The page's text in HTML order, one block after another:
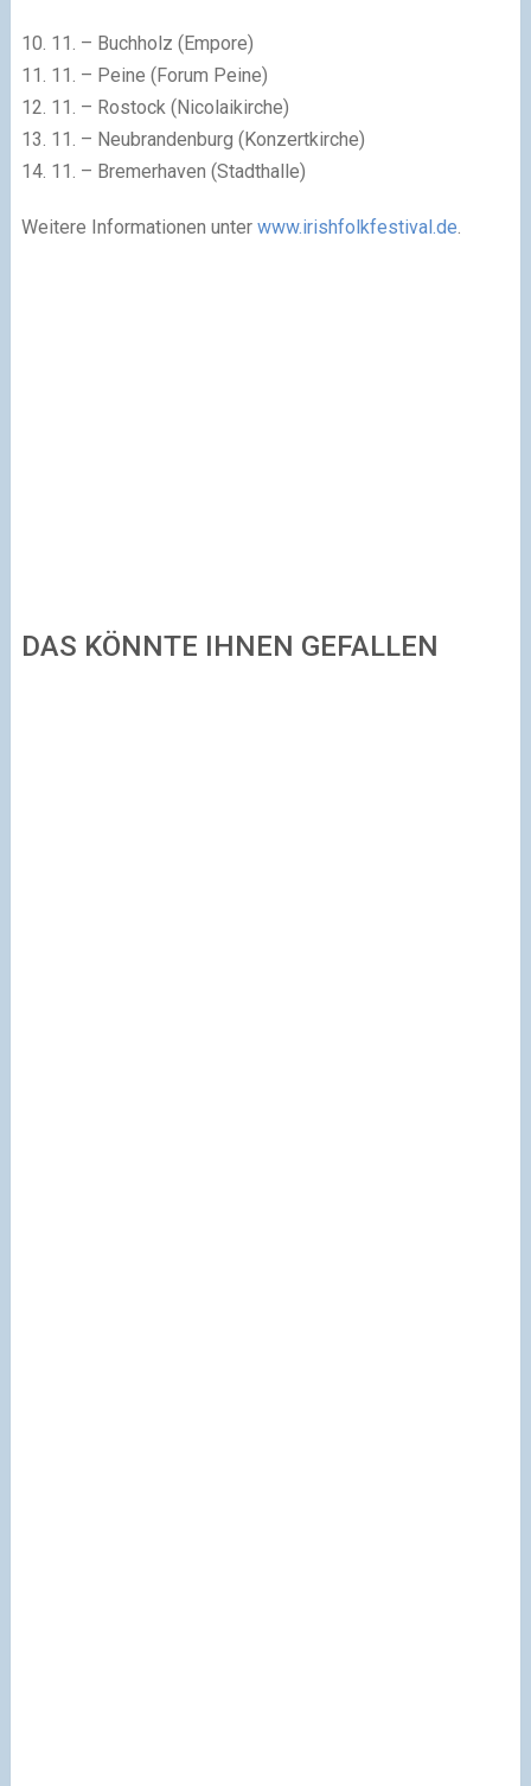
10. 11. – Buchholz (Empore)
11. 11. – Peine (Forum Peine)
12. 11. – Rostock (Nicolaikirche)
13. 11. – Neubrandenburg (Konzertkirche)
14. 11. – Bremerhaven (Stadthalle)
Weitere Informationen unter www.irishfolkfestival.de
DAS KÖNNTE IHNEN GEFALLEN